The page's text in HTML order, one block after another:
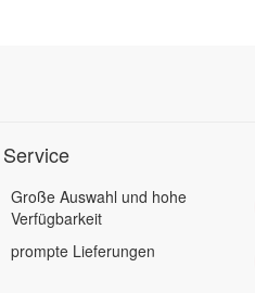
Große Auswahl und hohe
Verfügbarkeit
prompte Lieferungen